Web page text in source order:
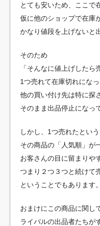
とても安いため、ここで
仮に他のショップで在庫
かなり値段を上げないと
そのため
「そんなに値上げしたら
1つ売れて在庫切れになっ
他の買い付け先は特に探
そのまま出品停止になっ
しかし、1つ売れたとい
その商品の「人気順」が
お客さんの目に留まりや
つまり２つ３つと続けて
ということでもあります。
おまけにこの商品に関し
ライバルの出品者たちが